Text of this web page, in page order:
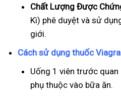
Chất Lượng Được
Kì) phê duyệt và sử
giới.
Cách sử dụng thuốc
Uống 1 viên trước quan
phụ thuộc vào bữa ăn.